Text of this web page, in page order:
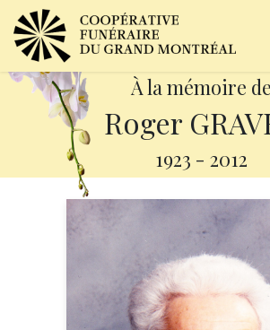
À la mémoire de
Roger
1923 - 2012